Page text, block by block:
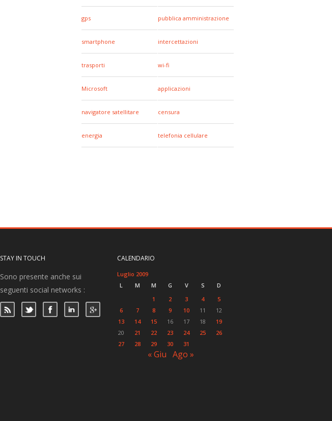
gps pubblica amministrazione
smartphone intercettazioni
trasporti wi-fi
Microsoft applicazioni
navigatore satellitare censura
energia telefonia cellulare
STAY IN TOUCH
Sono presente anche sui
seguenti social networks :
CALENDARIO
Luglio 2009
L
M M G V S
D
1
2 3 4
5
6
7 8 9 10 11
12
13
14 15 16 17 18
19
20
21 22 23 24 25
26
27
28 29 30 31
« Giu Ago »